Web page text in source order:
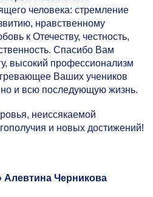
человека: стремление
нравственному
к Отечеству, честность,
Спасибо Вам
высокий профессионализм
Ваших учеников
но и всю последующую жизнь.
неиссякаемой
и новых достижений!
Черникова